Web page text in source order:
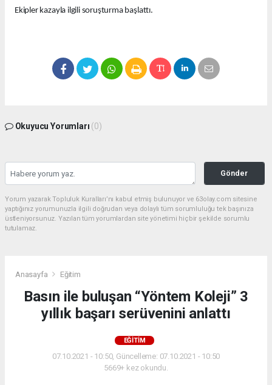
Ekipler kazayla ilgili soruşturma başlattı.
Okuyucu Yorumları (0)
Gönder
Yorum yazarak Topluluk Kuralları’nı kabul etmiş bulunuyor ve 63olay.com sitesine
yaptığınız yorumunuzla ilgili doğrudan veya dolaylı tüm sorumluluğu tek başınıza
üstleniyorsunuz. Yazılan tüm yorumlardan site yönetimi hiçbir şekilde sorumlu
tutulamaz.
Anasayfa Eğitim
Basın ile buluşan “Yöntem Koleji” 3
yıllık başarı serüvenini anlattı
EĞITIM
07.10.2021 - 10:50, Güncelleme: 07.10.2021 - 10:50
5669+ kez okundu.